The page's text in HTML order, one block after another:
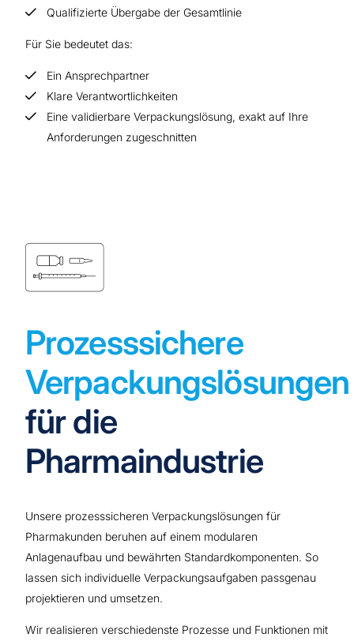
Qualifizierte Übergabe der Gesamtlinie
Für Sie bedeutet das:
Ein Ansprechpartner
Klare Verantwortlichkeiten
Eine validierbare Verpackungslösung, exakt auf Ihre
Anforderungen zugeschnitten
Prozesssichere
Verpackungslösungen
für die
Pharmaindustrie
Unsere prozesssicheren Verpackungslösungen für
Pharmakunden beruhen auf einem modularen
Anlagenaufbau und bewährten Standardkomponenten. So
lassen sich individuelle Verpackungsaufgaben passgenau
projektieren und umsetzen.
Wir realisieren verschiedenste Prozesse und Funktionen mit